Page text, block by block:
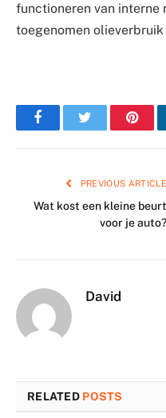
functioneren van interne
toegenomen
FacebookTwitter
PREVIOUS ARTICLE
Wat kost een kleine beurt
voor je auto?
David
RELATED POSTS